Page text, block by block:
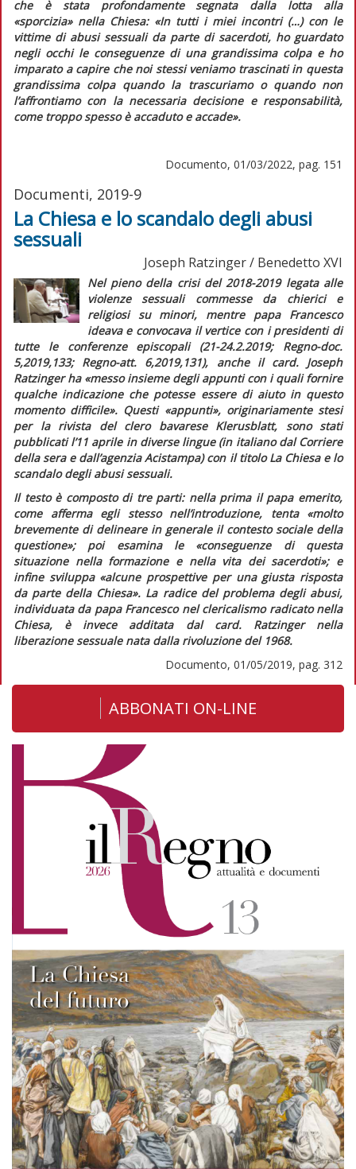
che è stata profondamente segnata dalla lotta alla
«sporcizia» nella Chiesa: «In tutti i miei incontri (…) con le
vittime di abusi sessuali da parte di sacerdoti, ho guardato
negli occhi le conseguenze di una grandissima colpa e ho
imparato a capire che noi stessi veniamo trascinati in questa
grandissima colpa quando la trascuriamo o quando non
l’affrontiamo con la necessaria decisione e responsabilità,
come troppo spesso è accaduto e accade».
Documento, 01/03/2022, pag. 151
Documenti, 2019-9
La Chiesa e lo scandalo degli abusi
sessuali
Joseph Ratzinger / Benedetto XVI
Nel pieno della crisi del 2018-2019 legata alle
violenze sessuali commesse da chierici e
religiosi su minori, mentre papa Francesco
ideava e convocava il vertice con i presidenti di
tutte le conferenze episcopali (21-24.2.2019; Regno-doc.
5,2019,133; Regno-att. 6,2019,131), anche il card. Joseph
Ratzinger ha «messo insieme degli appunti con i quali fornire
qualche indicazione che potesse essere di aiuto in questo
momento difficile». Questi «appunti», originariamente stesi
per la rivista del clero bavarese Klerusblatt, sono stati
pubblicati l’11 aprile in diverse lingue (in italiano dal Corriere
della sera e dall’agenziaAcistampa) con il titoloLa Chiesa e lo
scandalo degli abusi sessuali.
Il testo è composto di tre parti: nella prima il papa emerito,
come afferma egli stesso nell’introduzione, tenta «molto
brevemente di delineare in generale il contesto sociale della
questione»; poi esamina le «conseguenze di questa
situazione nella formazione e nella vita dei sacerdoti»;e
infine sviluppa «alcune prospettive per una giusta risposta
da parte della Chiesa». La radice del problema degli abusi,
individuata da papa Francesco nel clericalismo radicato nella
Chiesa, è invece additata dal card. Ratzinger nella
liberazione sessuale nata dalla rivoluzione del 1968.
Documento, 01/05/2019, pag. 312
ABBONATI ON-LINE